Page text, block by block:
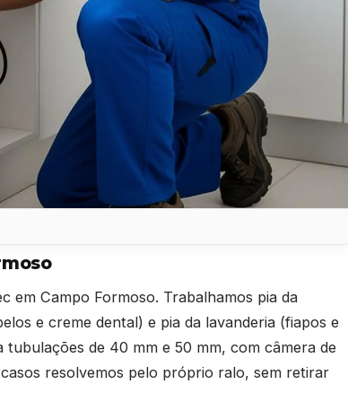
em Campo Formoso. Trabalhamos pia da
e creme dental) e pia da lavanderia (fiapos e
de 40 mm e 50 mm, com câmera de
resolvemos pelo próprio ralo, sem retirar